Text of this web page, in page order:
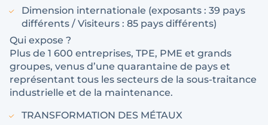
Dimension internationale (exposants : 39 pays
différents / Visiteurs : 85 pays différents)
Qui expose ?
Plus de 1 600 entreprises, TPE, PME et grands
groupes, venus d’une quarantaine de pays et
représentant tous les secteurs de la sous-traitance
industrielle et de la maintenance.
TRANSFORMATION DES MÉTAUX